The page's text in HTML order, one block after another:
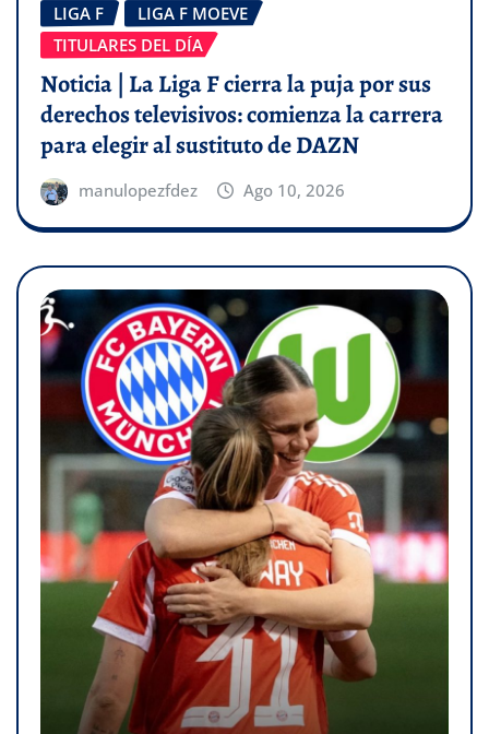
LIGA F
LIGA F MOEVE
TITULARES DEL DÍA
Noticia | La Liga F cierra la puja por sus
derechos televisivos: comienza la carrera
para elegir al sustituto de DAZN
manulopezfdez Ago 10, 2026